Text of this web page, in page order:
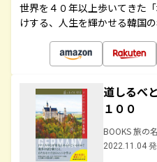
世界を４０年以上歩いてきた
けする、人生を輝かせる韓国
道しるべ
１００
BOOKS 旅の
2022.11.04